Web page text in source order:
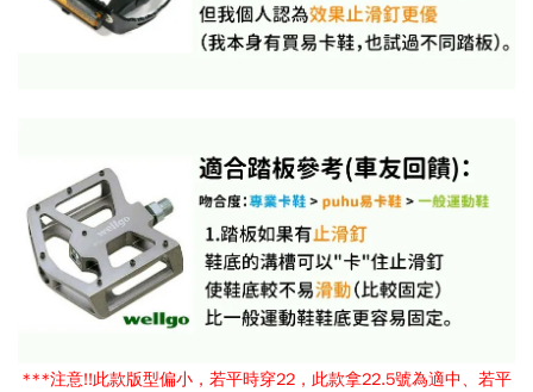
***注意!!此款版型偏小，若平時穿22，此款拿22.5號為適中、若平